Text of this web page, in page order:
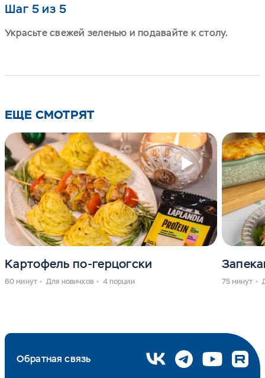
Шаг 5 из 5
Украсьте свежей зеленью и подавайте к столу.
ЕЩЕ СМОТРЯТ
Картофель по-герцогски
60 минут Для новичков 4 порции 75 минут
Обратная связь